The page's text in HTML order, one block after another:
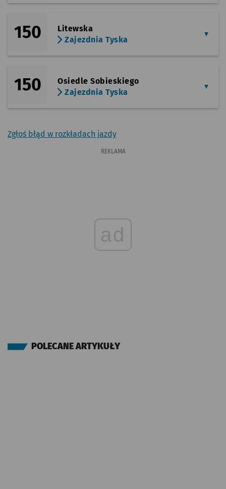
150
Litewska
Zajezdnia Tyska
150
Osiedle Sobieskiego
Zajezdnia Tyska
Zgłoś błąd w rozkładach jazdy
REKLAMA
ad
POLECANE ARTYKUŁY